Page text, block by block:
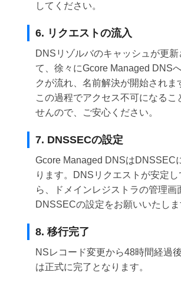
してください。
6. リクエストの流入
DNSリゾルバのキャッシュが更
て、徐々にGcore Managed DNS
クが流れ、名前解決が開始されま
この過程でアクセス不可になるこ
せんので、ご安心ください。
7. DNSSECの設定
Gcore Managed DNSはDNSSEC
ります。DNSリクエストが安定し
ら、ドメインレジストラの管理画
DNSSECの設定をお願いいたしま
8. 移行完了
NSレコード変更から48時間経過
は正式に完了となります。